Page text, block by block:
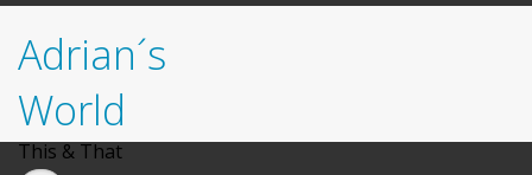
Adrian´s
World
This & That